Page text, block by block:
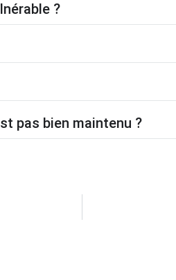
?
pas bien maintenu ?